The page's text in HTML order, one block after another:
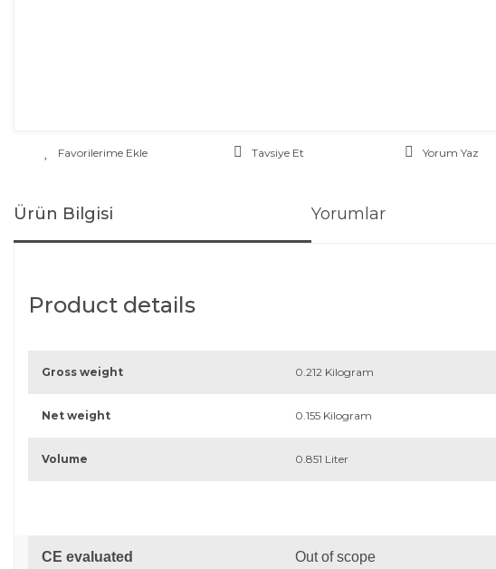
Tavsiye Et Yorum Yaz
Ürün Bilgisi Yorumlar
Product details
Gross weight 0.212 Kilogram
Net weight 0.155 Kilogram
Volume 0.851 Liter
CE evaluated Out of scope